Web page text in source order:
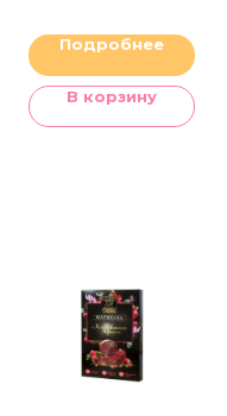
Подробнее
В корзину